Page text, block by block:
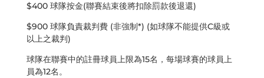
$400 球隊按金(聯賽結束後將扣除罰款後退還)
$900 球隊負責裁判費 (非強制*) (如球隊不能提供C級或
以上之裁判)
球隊在聯賽中的註冊球員上限為15名，每場球賽的球員上
員為12名。